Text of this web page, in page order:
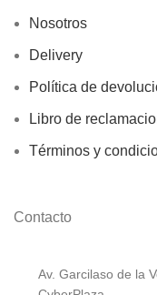
Nosotros
Delivery
Política de
Libro de
Términos y
Contacto
Av. Garcilaso de la